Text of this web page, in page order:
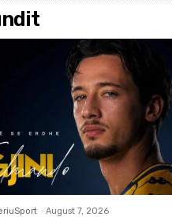
- August 7, 2026